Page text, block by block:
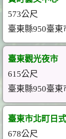
573公尺
臺東縣950臺東
臺東觀光夜市
615公尺
臺東縣950臺
臺東市北町日
678公尺